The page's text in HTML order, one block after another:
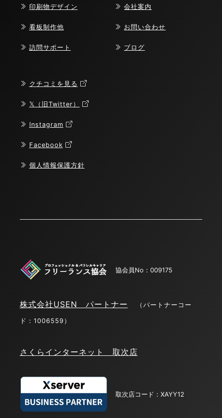
印刷物デザイン
看板制作他
訪問サポート
会社案内
お問い合わせ
ブログ
クチコミを見る
𝕏（旧Twitter）
Instagram
Facebook
個人情報保護方針
協会員No：009175
株式会社USEN パートナー （パートナーコー
ド：1006559）
さくらインターネット 取次店
取次店コード：XAYY12